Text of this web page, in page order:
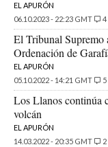
EL APURÓN
06.10.2023 - 22:23 GMT
4
El Tribunal Supremo
Ordenación de
EL APURÓN
05.10.2022 - 14:21 GMT
5
Los Llanos continúa
volcán
EL APURÓN
14.03.2022 - 20:35 GMT
2